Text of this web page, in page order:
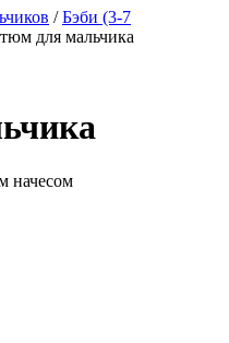
/Бэби (3-7
для мальчика
начесом